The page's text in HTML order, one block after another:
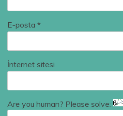
E-posta *
İnternet sitesi
Are you human? Please solve: